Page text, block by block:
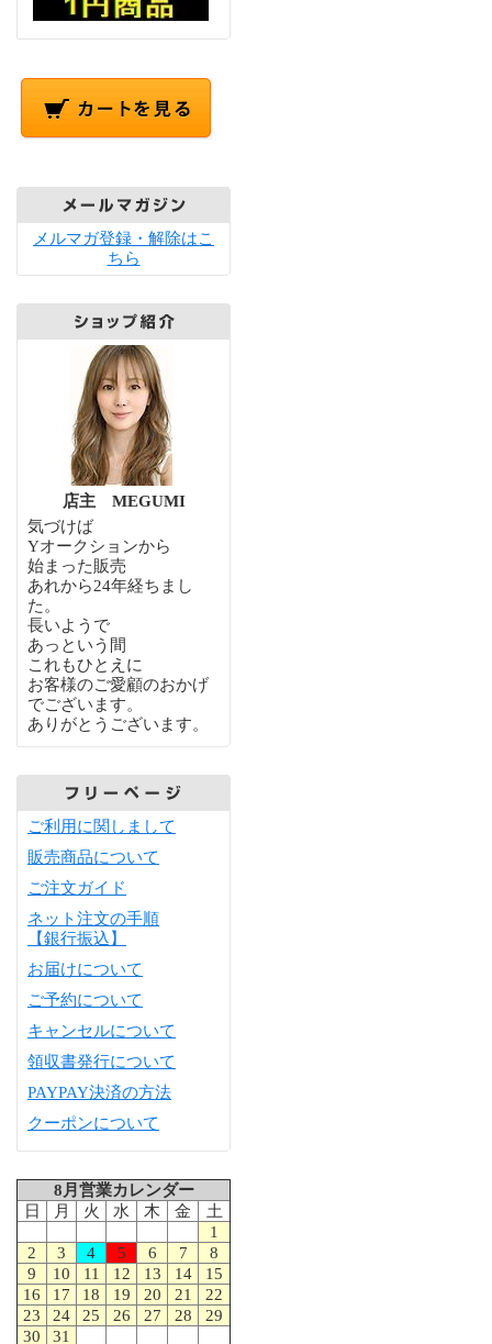
メルマガ登録・解除はこ
ちら
店主 MEGUMI
気づけば
Yオークションから
始まった販売
あれから24年経ちまし
た。
長いようで
あっという間
これもひとえに
お客様のご愛顧のおかげ
でございます。
ありがとうございます。
ご利用に関しまして
販売商品について
ご注文ガイド
ネット注文の手順
【銀行振込】
お届けについて
ご予約について
キャンセルについて
領収書発行について
PAYPAY決済の方法
クーポンについて
8月営業カレンダー
日
月 火 水 木 金
土
1
2
3 4 5 6 7
8
9
10 11 12 13 14
15
16
17 18 19 20 21
22
23
24 25 26 27 28
29
30
31